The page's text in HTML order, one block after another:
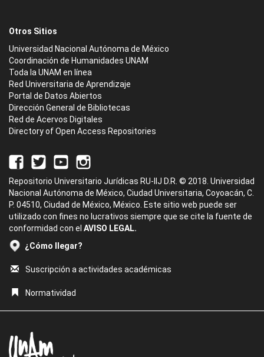
Otros Sitios
Universidad Nacional Autónoma de México
Coordinación de Humanidades UNAM
Toda la UNAM en línea
Red Universitaria de Aprendizaje
Portal de Datos Abiertos
Dirección General de Bibliotecas
Red de Acervos Digitales
Directory of Open Access Repositories
Repositorio Universitario Jurídicas RU-IIJ D.R. © 2018. Universidad
Nacional Autónoma de México, Ciudad Universitaria, Coyoacán, C.
P. 04510, Ciudad de México, México. Este sitio web puede ser
utilizado con fines no lucrativos siempre que se cite la fuente de
conformidad con el AVISO LEGAL.
¿Cómo llegar?
Suscripción a actividades académicas
Normatividad